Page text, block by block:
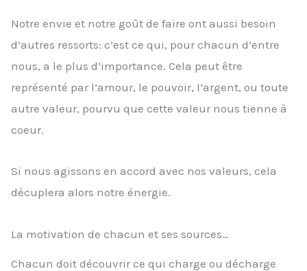
Notre envie et notre goût de faire ont aussi besoin
d’autres ressorts: c’est ce qui, pour chacun d’entre
nous, a le plus d’importance. Cela peut être
représenté par l’amour, le pouvoir, l’argent, ou toute
autre valeur, pourvu que cette valeur nous tienne à
coeur.
Si nous agissons en accord avec nos valeurs, cela
décuplera alors notre énergie.
La motivation de chacun et ses sources…
Chacun doit découvrir ce qui charge ou décharge